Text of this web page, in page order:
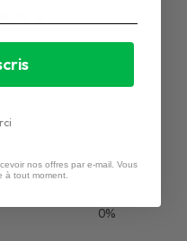
0%
0%
nos offres par e-mail. Vous
à tout moment.